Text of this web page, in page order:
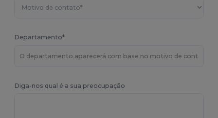
Departamento*
Diga-nos qual é a sua preocupação